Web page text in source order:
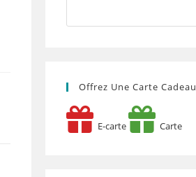
Offrez Une Carte Cadeau
E-carte Carte